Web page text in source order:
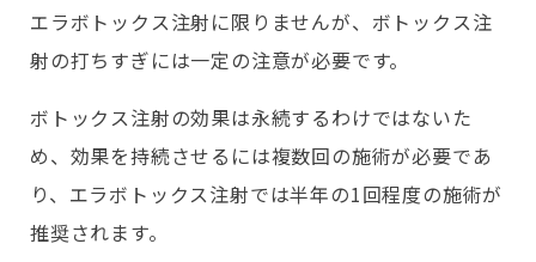
エラボトックス注射に限りませんが、ボトックス注
射の打ちすぎには一定の注意が必要です。
ボトックス注射の効果は永続するわけではないた
め、効果を持続させるには複数回の施術が必要であ
り、エラボトックス注射では半年の1回程度の施術が
推奨されます。